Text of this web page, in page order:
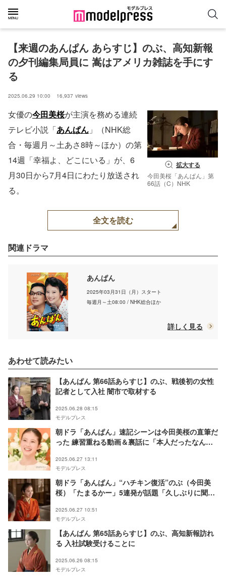
【来週のあんぱん あらすじ】のぶ、高知新報
の夕刊編集局員に 嵩はアメリカ雑誌を手にす
る
2025.06.29 10:00 16,937 views
拡大する
今田美桜「あんぱん」第
66話（C）NHK
女優の今田美桜が主演を務める連続
テレビ小説「あんぱん 」（NHK総
合・毎週月～土あさ8時～ほか）の第
14週「幸福よ、どこにいる」が、6
月30日から7月4日にわたり放送され
る。
全文を読む
関連ドラマ
あんぱん
2025年03月31日（月）スタート
毎週月～土08:00 / NHK総合ほか
詳しく見る
あわせて読みたい
【あんぱん 第66話あらすじ】のぶ、戦後初の女性
記者として入社 闇市で取材する
2025.06.28 08:15
モデルプレス
朝ドラ「あんぱん」速記シーンは今田美桜の直筆だ
った 練習重ねる動画＆裏話に「本人だったなん
2025.06.27 13:11
モデルプレス
朝ドラ「あんぱん」“ハチキン復活”のぶ（今田美
桜）「たまるかー」5連発が話題「久しぶりに聞け
2025.06.27 10:51
モデルプレス
【あんぱん 第65話あらすじ】のぶ、高知新報訪れ
る 入社試験受けることに
2025.06.26 08:15
モデルプレス